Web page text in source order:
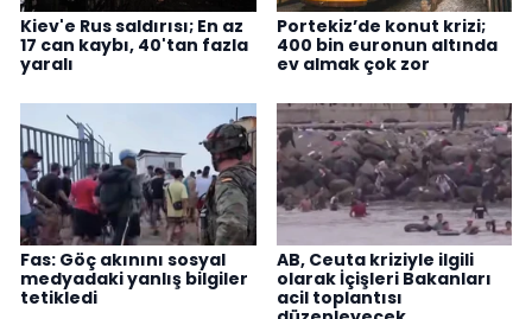
Kiev'e Rus saldırısı; En az
17 can kaybı, 40'tan fazla
yaralı
Portekiz’de konut krizi;
400 bin euronun altında
ev almak çok zor
Fas: Göç akınını sosyal
medyadaki yanlış bilgiler
tetikledi
AB, Ceuta kriziyle ilgili
olarak İçişleri Bakanları
acil toplantısı